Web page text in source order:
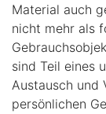
Material auch
nicht mehr als
sind Teil eines
Austausch und
persönlichen